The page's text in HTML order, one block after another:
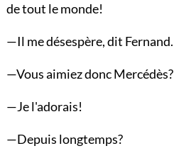
de tout le monde!
—Il me désespère, dit Fernand.
—Vous aimiez donc Mercédès?
—Je l'adorais!
—Depuis longtemps?